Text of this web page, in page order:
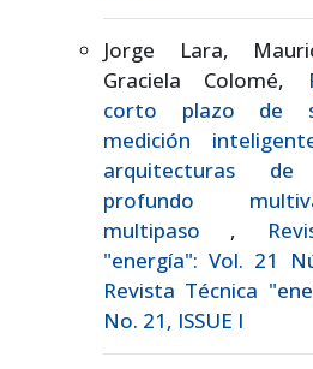
Jorge Lara,
Graciela Colomé,
corto plazo de
medición
arquitecturas de
profundo
multipaso ,
"energía": Vol. 21
Revista Técnica
No. 21, ISSUE I